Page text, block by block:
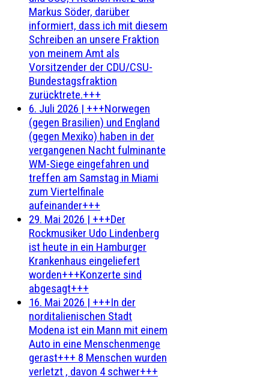
Markus Söder, darüber
informiert, dass ich mit diesem
Schreiben an unsere Fraktion
von meinem Amt als
Vorsitzender der CDU/CSU-
Bundestagsfraktion
zurücktrete.+++
6. Juli 2026 | +++Norwegen
(gegen Brasilien) und England
(gegen Mexiko) haben in der
vergangenen Nacht fulminante
WM-Siege eingefahren und
treffen am Samstag in Miami
zum Viertelfinale
aufeinander+++
29. Mai 2026 | +++Der
Rockmusiker Udo Lindenberg
ist heute in ein Hamburger
Krankenhaus eingeliefert
worden+++Konzerte sind
abgesagt+++
16. Mai 2026 | +++In der
norditalienischen Stadt
Modena ist ein Mann mit einem
Auto in eine Menschenmenge
gerast+++ 8 Menschen wurden
verletzt , davon 4 schwer+++